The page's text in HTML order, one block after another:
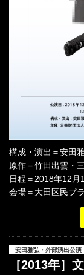
構成・演出＝安田
原作＝竹田出雲・
日程＝2018年12
会場＝大田区民プ
安田雅弘・外部演出公演
［2013年］